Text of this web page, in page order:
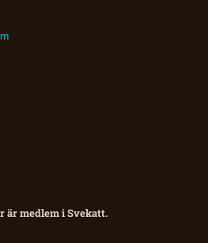
är medlem i Svekatt.